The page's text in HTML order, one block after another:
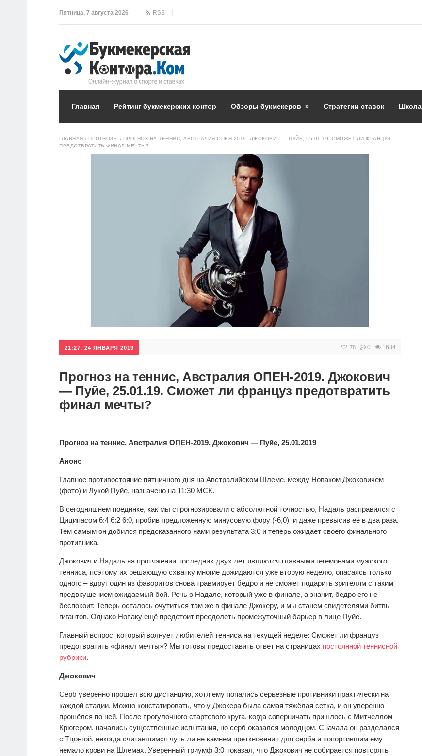
Пятница, 7 августа 2026 RSS
Главная Рейтинг букмекерских контор Обзоры букмекеров » Стратегии ставок Школа
ГЛАВНАЯ › ПРОГНОЗЫ › ПРОГНОЗ НА ТЕННИС, АВСТРАЛИЯ ОПЕН-2019. ДЖОКОВИЧ — ПУЙЕ, 25.01.19. СМОЖЕТ ЛИ ФРАНЦУЗ
ПРЕДОТВРАТИТЬ ФИНАЛ МЕЧТЫ?
21:27, 24 ЯНВАРЯ 2019 78 0 1684
Прогноз на теннис, Австралия ОПЕН-2019. Джокович
— Пуйе, 25.01.19. Сможет ли француз предотвратить
финал мечты?
Прогноз на теннис, Австралия ОПЕН-2019. Джокович — Пуйе, 25.01.2019
Анонс
Главное противостояние пятничного дня на Австралийском Шлеме, между Новаком Джоковичем
(фото) и Лукой Пуйе, назначено на 11:30 МСК.
В сегодняшнем поединке, как мы спрогнозировали с абсолютной точностью, Надаль расправился с
Циципасом 6:4 6:2 6:0, пробив предложенную минусовую фору (-6,0) и даже превысив её в два раза.
Тем самым он добился предсказанного нами результата 3:0 и теперь ожидает своего финального
противника.
Джокович и Надаль на протяжении последних двух лет являются главными гегемонами мужского
тенниса, поэтому их решающую схватку многие дожидаются уже вторую неделю, опасаясь только
одного – вдруг один из фаворитов снова травмирует бедро и не сможет подарить зрителям с таким
предвкушением ожидаемый бой. Речь о Надале, который уже в финале, а значит, бедро его не
беспокоит. Теперь осталось очутиться там же в финале Джокеру, и мы станем свидетелями битвы
гигантов. Однако Новаку ещё предстоит преодолеть промежуточный барьер в лице Пуйе.
Главный вопрос, который волнует любителей тенниса на текущей неделе: Сможет ли француз
предотвратить «финал мечты»? Мы готовы предоставить ответ на страницах постоянной теннисной
рубрики.
Джокович
Серб уверенно прошёл всю дистанцию, хотя ему попались серьёзные противники практически на
каждой стадии. Можно констатировать, что у Джокера была самая тяжёлая сетка, и он уверенно
прошёлся по ней. После прогулочного стартового круга, когда соперничать пришлось с Митчеллом
Крюгером, начались существенные испытания, но серб оказался молодцом. Сначала он разделался
с Тцонгой, некогда считавшимся чуть ли не камнем преткновения для серба и попортившим ему
немало крови на Шлемах. Уверенный триумф 3:0 показал, что Джокович не собирается повторять